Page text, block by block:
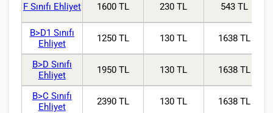
F Sınıfı Ehliyet 1600 TL 230 TL 543 TL
B>D1 Sınıfı
Ehliyet
1250 TL 130 TL 1638 TL
B>D Sınıfı
Ehliyet
1950 TL 130 TL 1638 TL
B>C Sınıfı
Ehliyet
2390 TL 130 TL 1638 TL